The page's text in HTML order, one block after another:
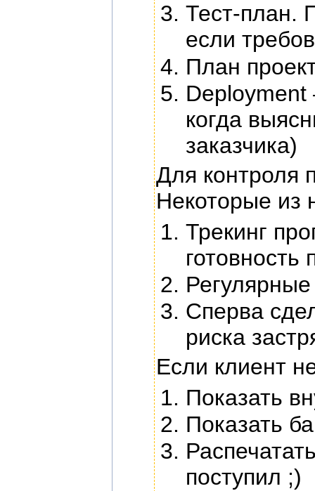
Тест-план.
если
План
когда
заказчика)
Для контроля
Некоторые из
Трекинг
Сперва
риска
Если клиент
Показать
Показать
поступил ;)